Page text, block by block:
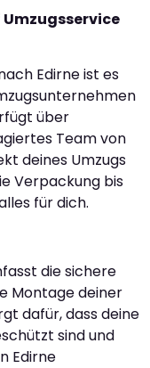
Edirne ist es
über
Team von
deines Umzugs
Verpackung bis
für dich.
die sichere
Montage deiner
dafür, dass deine
sind und
Edirne